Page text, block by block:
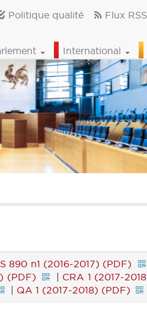
Politique qualité Flux RSS
International
890 n1 (2016-2017) (PDF)
(PDF) | CRA 1 (2017-
| QA 1 (2017-2018) (PDF)